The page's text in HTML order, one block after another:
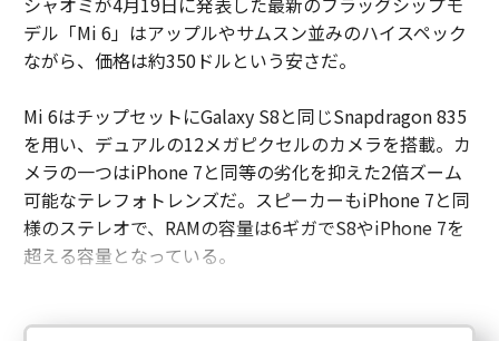
デル「Mi 6」はアップルやサムスン並みのハイスペック
ながら、価格は約350ドルという安さだ。
Mi 6はチップセットにGalaxy S8と同じSnapdragon 835
を用い、デュアルの12メガピクセルのカメラを搭載。カ
メラの一つはiPhone 7と同等の劣化を抑えた2倍ズーム
可能なテレフォトレンズだ。スピーカーもiPhone 7と同
様のステレオで、RAMの容量は6ギガでS8やiPhone 7を
超える容量となっている。